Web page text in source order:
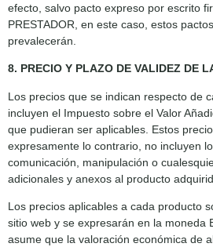
efecto, salvo pacto expreso por escrito
PRESTADOR, en este caso, estos
prevalecerán.
8. PRECIO Y PLAZO DE VALIDEZ DE
Los precios que se indican respecto de
incluyen el Impuesto sobre el Valor
que pudieran ser aplicables. Estos
expresamente lo contrario, no incluyen
comunicación, manipulación o
adicionales y anexos al producto
Los precios aplicables a cada producto
sitio web y se expresarán en la moneda
asume que la valoración económica de